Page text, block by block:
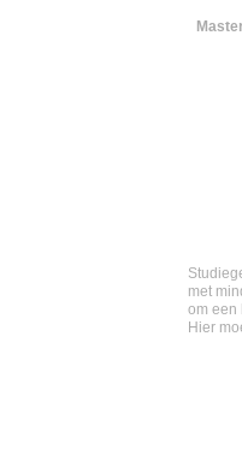
met
om een
Hier